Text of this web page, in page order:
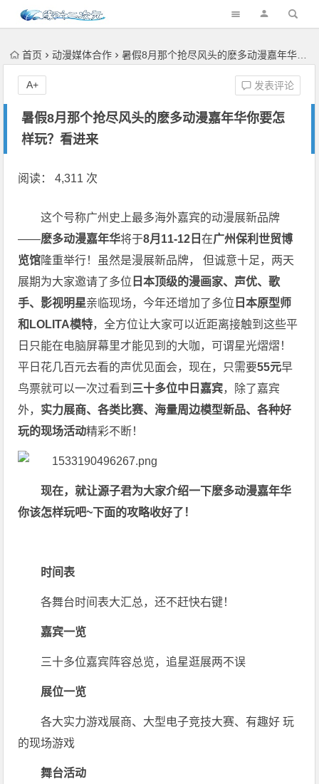
首页 动漫媒体合作 暑假8月那个抢尽风头的麽多动漫嘉年华你要怎样玩？看进来
暑假8月那个抢尽风头的麽多动漫嘉年华你要怎
样玩？看进来
发表评论
A+
阅读： 4,311 次
这个号称广州史上最多海外嘉宾的动漫展新品牌
——麽多动漫嘉年华将于8月11-12日在广州保利世贸博
览馆隆重举行！虽然是漫展新品牌， 但诚意十足，两天
展期为大家邀请了多位 日本顶级的漫画家、声优、歌
手、影视明星亲临现场，今年还增加了多位 日本原型师
和LOLITA模特，全方位让大家可以近距离接触到这些平
日只能在电脑屏幕里才能见到的大咖，可谓星光熠熠！
平日花几百元去看的声优见面会，现在，只需要55元早
鸟票就可以一次过看到 三十多位中日嘉宾，除了嘉宾
外， 实力展商、各类比赛、海量周边模型新品、各种好
玩的现场活动精彩不断！
现在，就让源子君为大家介绍一下麽多动漫嘉年华
你该怎样玩吧~下面的攻略收好了！
时间表
各舞台时间表大汇总，还不赶快右键！
嘉宾一览
三十多位嘉宾阵容总览，追星逛展两不误
展位一览
各大实力游戏展商、大型电子竞技大赛、有趣好 玩
的现场游戏
舞台活动